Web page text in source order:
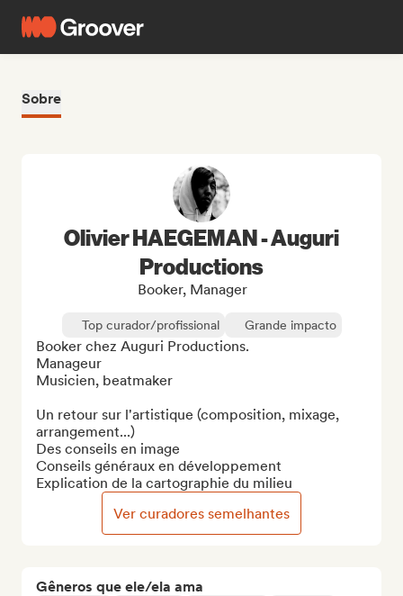
Sobre
Gêneros que ele/ela ama
Olivier HAEGEMAN - Auguri
Productions
Booker, Manager
Top curador/profissional Grande impacto
Booker chez Auguri Productions.
Manageur
Musicien, beatmaker
Un retour sur l'artistique (composition, mixage,
arrangement...)
Des conseils en image
Conseils généraux en développement
Explication de la cartographie du milieu
Ver curadores semelhantes